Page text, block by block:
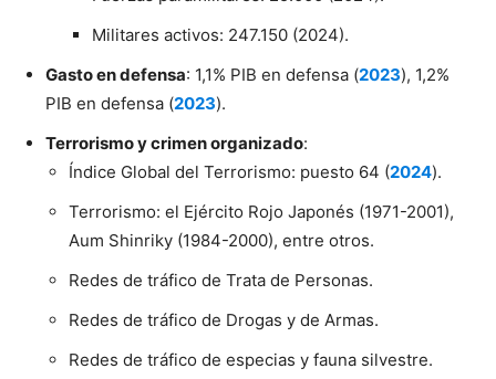
Militares activos: 247.150 (2024).
Gasto en defensa: 1,1% PIB en defensa (2023), 1,2%
PIB en defensa (2023).
Terrorismo y crimen organizado:
Índice Global del Terrorismo: puesto 64 (2024).
Terrorismo: el Ejército Rojo Japonés (1971-2001),
Aum Shinriky (1984-2000), entre otros.
Redes de tráfico de Trata de Personas.
Redes de tráfico de Drogas y de Armas.
Redes de tráfico de especias y fauna silvestre.